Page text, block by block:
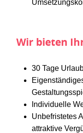
Wir bieten
30 Tage
Individuelle
Unbefristetes
attraktive